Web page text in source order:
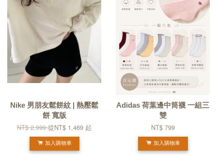
Nike 男朋友鬆餅紋 | 熱壓鬆
餅 寬版
NT$ 2,999從NT$ 1,469 起
加入購物車
Adidas 荷葉邊中筒襪 一組三
雙
NT$ 799
加入購物車